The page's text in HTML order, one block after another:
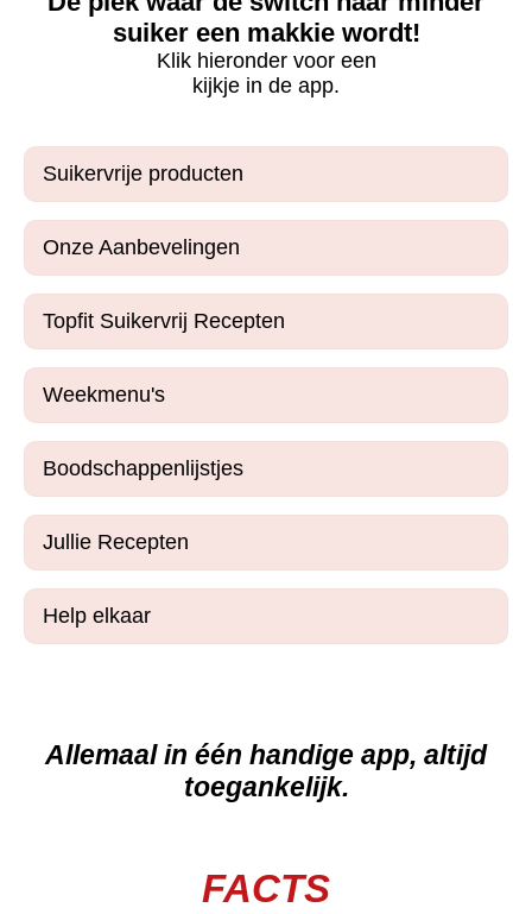
suiker een makkie wordt!
Klik hieronder voor een
kijkje in de app.
Suikervrije producten
Onze Aanbevelingen
Topfit Suikervrij Recepten
Weekmenu's
Boodschappenlijstjes
Jullie Recepten
Help elkaar
Allemaal in één handige app, altijd
toegankelijk.
FACTS